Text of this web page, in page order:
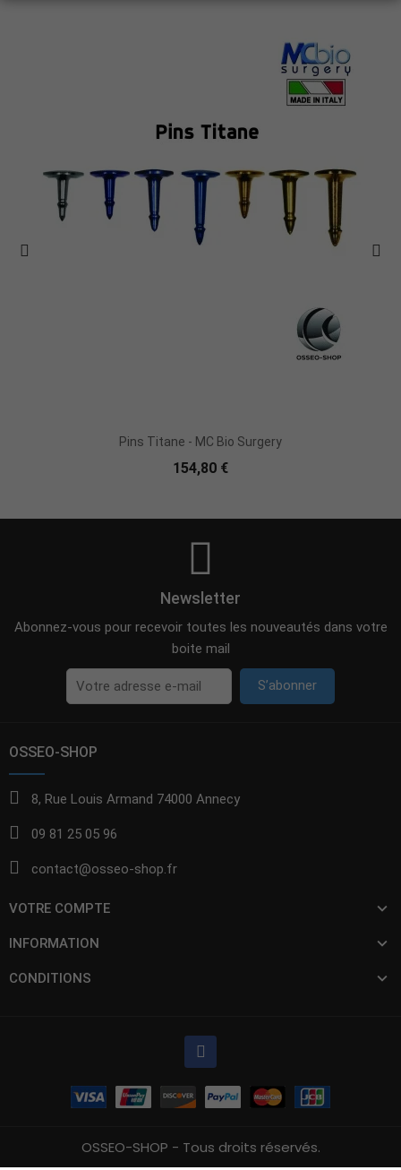
Pins Titane - MC Bio Surgery
154,80 €
Newsletter
Abonnez-vous pour recevoir toutes les nouveautés dans votre
boite mail
S’abonner
OSSEO-SHOP
8, Rue Louis Armand 74000 Annecy
09 81 25 05 96
contact@osseo-shop.fr
VOTRE COMPTE
INFORMATION
CONDITIONS
OSSEO-SHOP - Tous droits réservés.